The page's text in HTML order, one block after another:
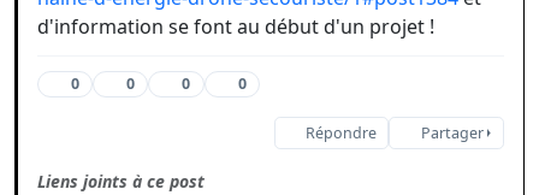
d'information se font au début d'un projet !
0 0 0 0
Répondre Partager
Liens joints à ce post